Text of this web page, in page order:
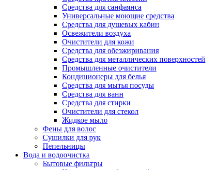
Средства для санфаянса
Универсальные моющие средства
Средства для душевых кабин
Освежители воздуха
Очистители для кожи
Средства для обезжиривания
Средства для металлических поверхностей
Промышленные очистители
Кондиционеры для белья
Средства для мытья посуды
Средства для ванн
Средства для стирки
Очистители для стекол
Жидкое мыло
Фены для волос
Сушилки для рук
Пепельницы
Вода и водоочистка
Бытовые фильтры